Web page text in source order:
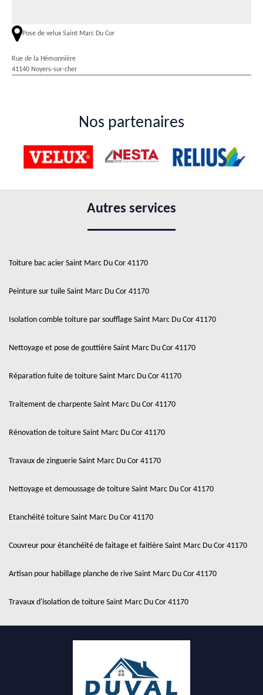
Pose de velux Saint Marc Du Cor
Rue de la Hémonnière
41140 Noyers-sur-cher
Nos partenaires
Autres services
Toiture bac acier Saint Marc Du Cor 41170
Peinture sur tuile Saint Marc Du Cor 41170
Isolation comble toiture par soufflage Saint Marc Du Cor 41170
Nettoyage et pose de gouttière Saint Marc Du Cor 41170
Réparation fuite de toiture Saint Marc Du Cor 41170
Traitement de charpente Saint Marc Du Cor 41170
Rénovation de toiture Saint Marc Du Cor 41170
Travaux de zinguerie Saint Marc Du Cor 41170
Nettoyage et demoussage de toiture Saint Marc Du Cor 41170
Etanchéité toiture Saint Marc Du Cor 41170
Couvreur pour étanchéité de faitage et faitière Saint Marc Du Cor 41170
Artisan pour habillage planche de rive Saint Marc Du Cor 41170
Travaux d'isolation de toiture Saint Marc Du Cor 41170